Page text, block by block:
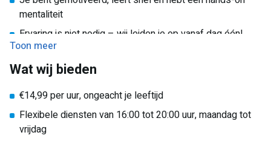
mentaliteit
Ervaring is niet nodig – wij leiden je op vanaf dag één!
Je bent beschikbaar voor minimaal 12-20 uur per week
Toon meer
Wat wij bieden
€14,99 per uur, ongeacht je leeftijd
Flexibele diensten van 16:00 tot 20:00 uur, maandag tot
vrijdag